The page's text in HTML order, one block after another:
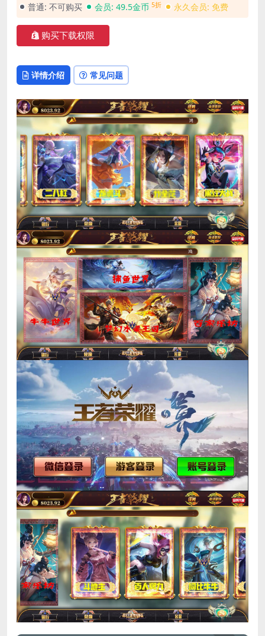
普通: 不可购买 会员: 49.5金币 5折 永久会员: 免费
购买下载权限
详情介绍 常见问题